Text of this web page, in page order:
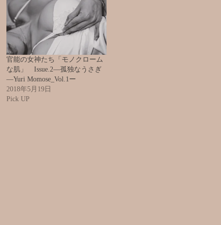
官能の女神たち「モノクローム
な肌」 Issue.2―孤独なうさぎ
―Yuri Momose_Vol.1ー
2018年5月19日
Pick UP